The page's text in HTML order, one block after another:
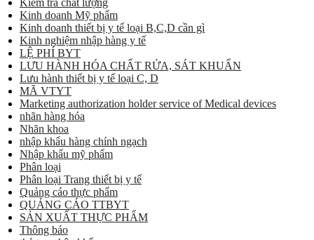
Kinh doanh Mỹ phẩm
Kinh doanh thiết bị y tế loại B,C,D cần gì
Kinh nghiệm nhập hàng y tế
LỆ PHÍ BYT
LƯU HÀNH HÓA CHẤT RỬA, SÁT KHUẨN
Lưu hành thiết bị y tế loại C, D
MÃ VTYT
Marketing authorization holder service of Medical devices
nhãn hàng hóa
Nhãn khoa
nhập khẩu hàng chính ngạch
Nhập khẩu mỹ phẩm
Phân loại
Phân loại Trang thiết bị y tế
Quảng cáo thực phẩm
QUẢNG CÁO TTBYT
SẢN XUẤT THỰC PHẨM
Thông báo